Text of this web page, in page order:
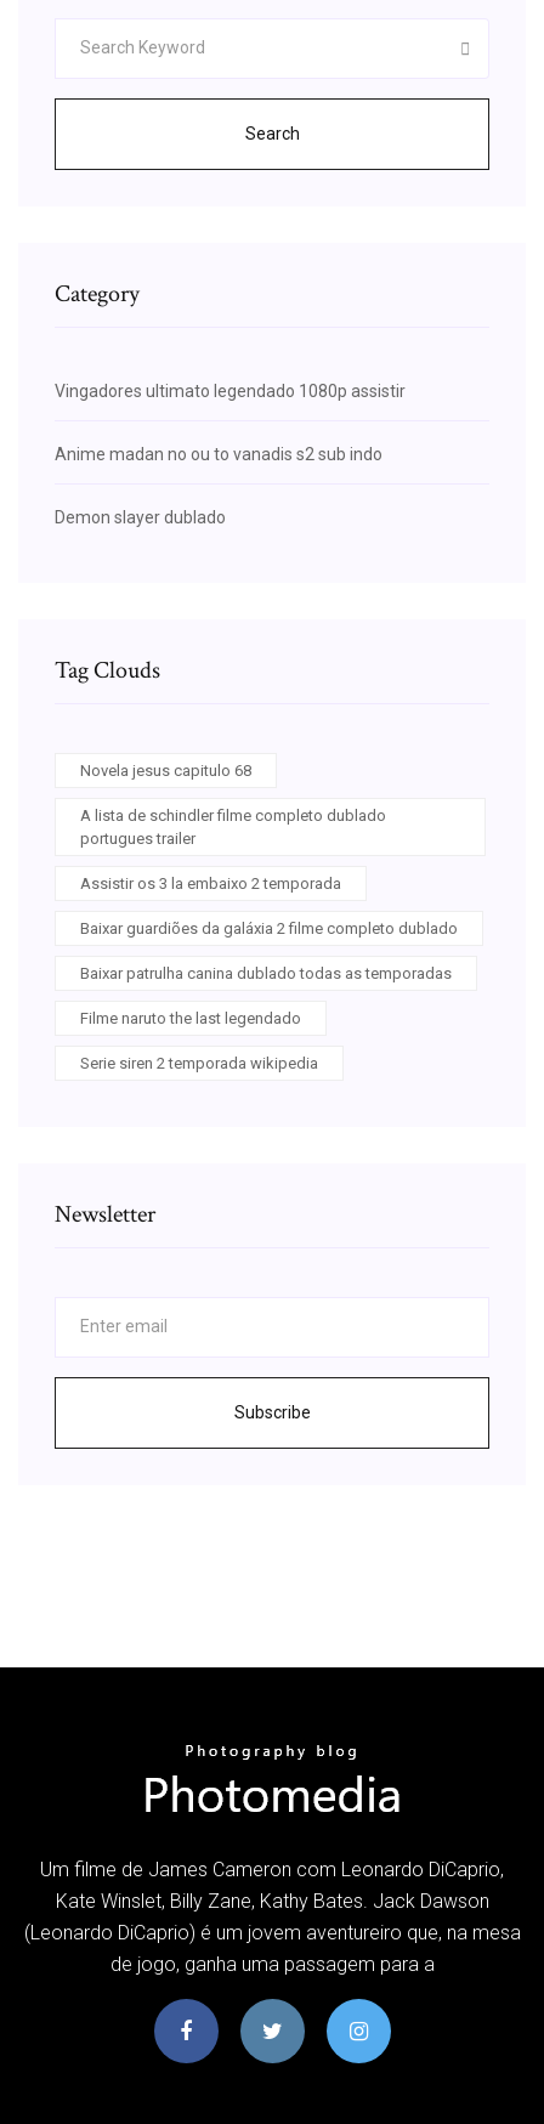
Search
Category
Vingadores ultimato legendado 1080p assistir
Anime madan no ou to vanadis s2 sub indo
Demon slayer dublado
Tag Clouds
Novela jesus capitulo 68
A lista de schindler filme completo dublado
portugues trailer
Assistir os 3 la embaixo 2 temporada
Baixar guardiões da galáxia 2 filme completo dublado
Baixar patrulha canina dublado todas as temporadas
Filme naruto the last legendado
Serie siren 2 temporada wikipedia
Newsletter
Subscribe
Um filme de James Cameron com Leonardo DiCaprio,
Kate Winslet, Billy Zane, Kathy Bates. Jack Dawson
(Leonardo DiCaprio) é um jovem aventureiro que, na mesa
de jogo, ganha uma passagem para a